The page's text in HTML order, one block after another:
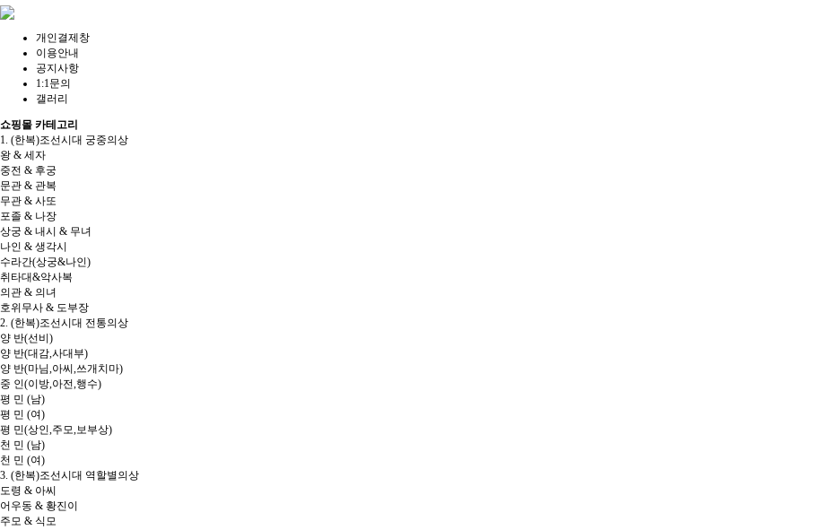
개인결제창
이용안내
공지사항
1:1문의
갤러리
쇼핑몰 카테고리
1. (한복)조선시대 궁중의상
왕 & 세자
중전 & 후궁
문관 & 관복
무관 & 사또
포졸 & 나장
상궁 & 내시 & 무녀
나인 & 생각시
수라간(상궁&나인)
취타대&악사복
의관 & 의녀
호위무사 & 도부장
2. (한복)조선시대 전통의상
양 반(선비)
양 반(대감,사대부)
양 반(마님,아씨,쓰개치마)
중 인(이방,아전,행수)
평 민 (남)
평 민 (여)
평 민(상인,주모,보부상)
천 민 (남)
천 민 (여)
3. (한복)조선시대 역할별의상
도령 & 아씨
어우동 & 황진이
주모 & 식모